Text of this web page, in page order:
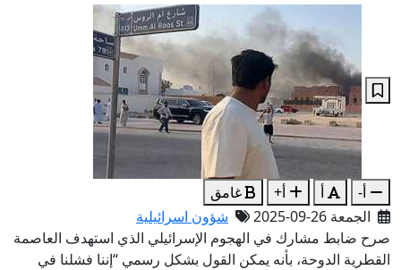
أ- أ أ+
غامق
الجمعة 26-09-2025
شؤون اسرائيلية
صرح ضابط مشارك في الهجوم الإسرائيلي الذي استهدف العاصمة
القطرية الدوحة، بأنه يمكن القول بشكل رسمي “إننا فشلنا في